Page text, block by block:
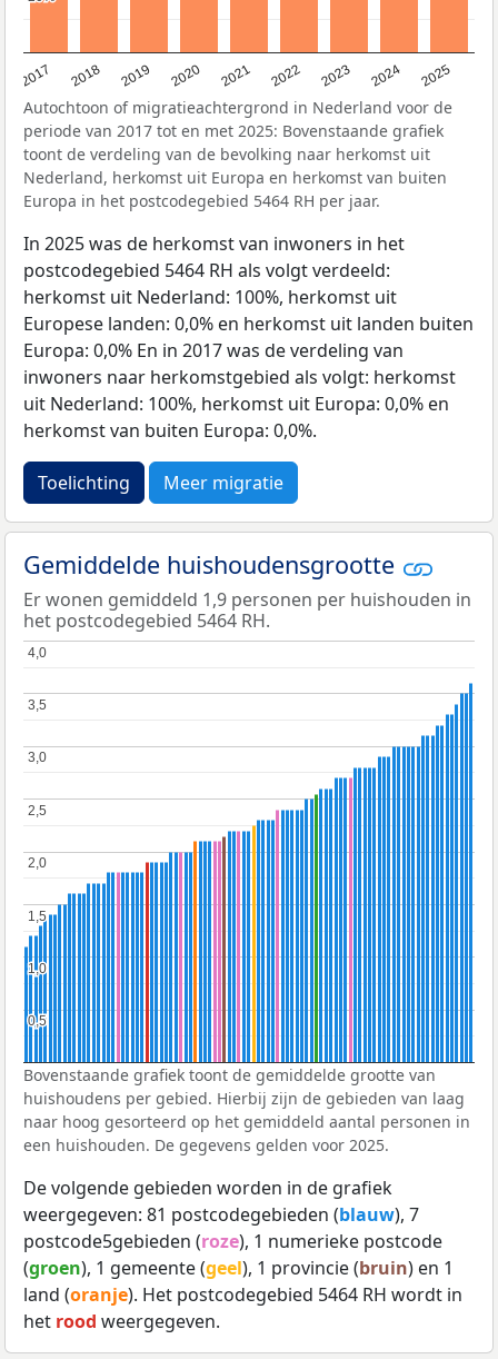
2017 2018 2019 2020 2021 2022 2023 2024 2025
Autochtoon of migratieachtergrond in Nederland voor de
periode van 2017 tot en met 2025: Bovenstaande grafiek
toont de verdeling van de bevolking naar herkomst uit
Nederland, herkomst uit Europa en herkomst van buiten
Europa in het postcodegebied 5464 RH per jaar.
In 2025 was de herkomst van inwoners in het
postcodegebied 5464 RH als volgt verdeeld:
herkomst uit Nederland: 100%, herkomst uit
Europese landen: 0,0% en herkomst uit landen buiten
Europa: 0,0% En in 2017 was de verdeling van
inwoners naar herkomstgebied als volgt: herkomst
uit Nederland: 100%, herkomst uit Europa: 0,0% en
herkomst van buiten Europa: 0,0%.
Toelichting Meer migratie
Gemiddelde huishoudensgrootte
Er wonen gemiddeld 1,9 personen per huishouden in
het postcodegebied 5464 RH.
0,5
0,5
1,0
1,0
1,5
1,5
2,0
2,0
2,5
2,5
3,0
3,0
3,5
3,5
4,0
4,0
Bovenstaande grafiek toont de gemiddelde grootte van
huishoudens per gebied. Hierbij zijn de gebieden van laag
naar hoog gesorteerd op het gemiddeld aantal personen in
een huishouden. De gegevens gelden voor 2025.
De volgende gebieden worden in de grafiek
weergegeven: 81 postcodegebieden (blauw), 7
postcode5gebieden (roze), 1 numerieke postcode
(groen), 1 gemeente (geel), 1 provincie (bruin) en 1
land (oranje). Het postcodegebied 5464 RH wordt in
het rood weergegeven.